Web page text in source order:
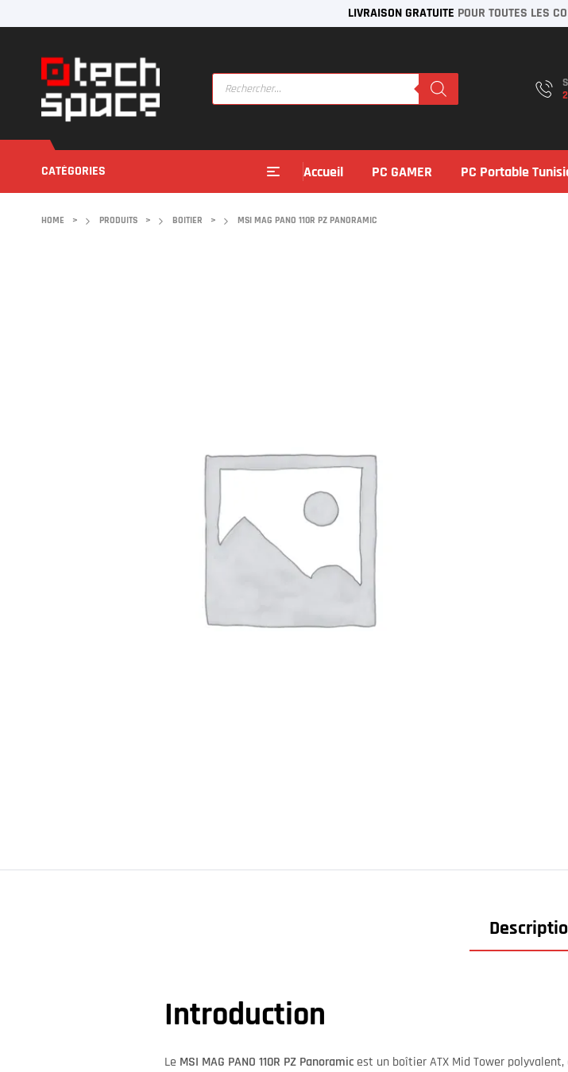
LIVRAISON GRATUITE POUR TOUTES LES
CATÉGORIES Accueil PC GAMER PC Portable
HOME > PRODUITS > BOITIER > MSI MAG PANO 110R PZ PANORAMIC
Introduction
Le MSI MAG PANO 110R PZ Panoramic est un boîtier ATX Mid Tower